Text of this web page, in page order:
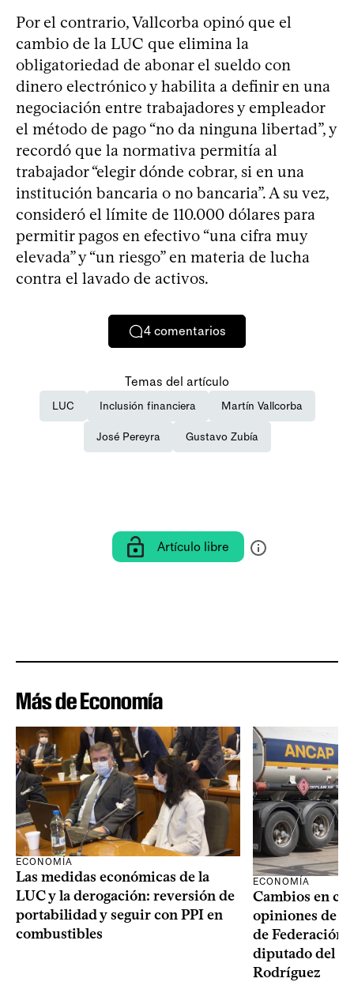
Por el contrario, Vallcorba opinó que el
cambio de la LUC que elimina la
obligatoriedad de abonar el sueldo con
dinero electrónico y habilita a definir en una
negociación entre trabajadores y empleador
el método de pago “no da ninguna libertad”, y
recordó que la normativa permitía al
trabajador “elegir dónde cobrar, si en una
institución bancaria o no bancaria”. A su vez,
consideró el límite de 110.000 dólares para
permitir pagos en efectivo “una cifra muy
elevada” y “un riesgo” en materia de lucha
contra el lavado de activos.
4 comentarios
Temas del artículo
LUC Inclusión financiera Martín Vallcorba
José Pereyra Gustavo Zubía
Artículo libre
Más de Economía
ECONOMÍA
Las medidas económicas de la
LUC y la derogación: reversión de
portabilidad y seguir con PPI en
combustibles
ECONOMÍA
Cambios en
opiniones de
de Federación
diputado del
Rodríguez